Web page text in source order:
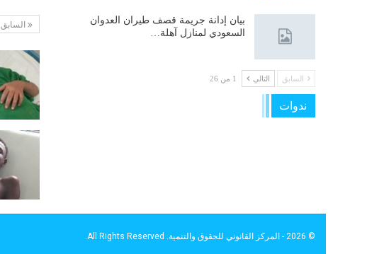
السابق
بيان إدانة جريمة قصف طيران العدوان
السعودي لمنازل آهلة…
السابق التالي 1 من 26
ندوات
© 2026 - المركز القانوني للحقوق والتنمية. All Rights Reserved.